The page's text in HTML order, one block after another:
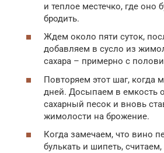
и теплое местечко, где оно
бродить.
Ждем около пяти суток,
добавляем в сусло из
сахара – примерно с
Повторяем этот шаг, когда
дней. Досыпаем в емкость
сахарный песок и вновь
жимолости на брожение.
Когда замечаем, что вино
булькать и шипеть,